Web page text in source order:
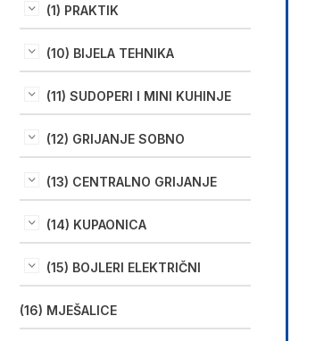
(1) PRAKTIK
(10) BIJELA TEHNIKA
(11) SUDOPERI I MINI KUHINJE
(12) GRIJANJE SOBNO
(13) CENTRALNO GRIJANJE
(14) KUPAONICA
(15) BOJLERI ELEKTRIČNI
(16) MJEŠALICE